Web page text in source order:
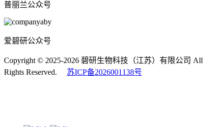
普丽兰公众号
爱碧研公众号
Copyright © 2025-2026 碧研生物科技（江苏）有限公司 All
Rights Reserved. 苏ICP备2026001138号